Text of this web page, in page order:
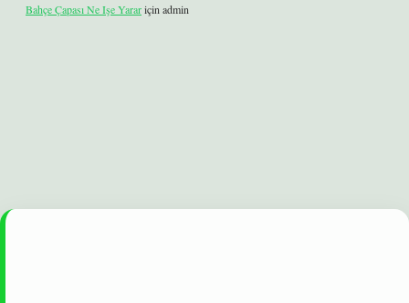
Bahçe Çapası Ne Işe Yarariçin admin